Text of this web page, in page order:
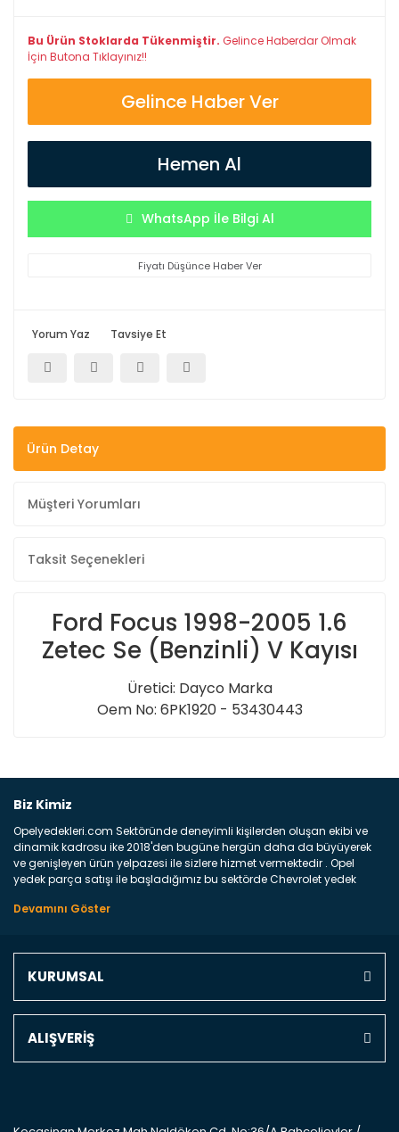
Bu Ürün Stoklarda Tükenmiştir. Gelince Haberdar Olmak
İçin Butona Tıklayınız!!
Gelince Haber Ver
Hemen Al
WhatsApp İle Bilgi Al
Fiyatı Düşünce Haber Ver
Yorum Yaz Tavsiye Et
Ürün Detay
Müşteri Yorumları
Taksit Seçenekleri
Ford Focus 1998-2005 1.6
Zetec Se (Benzinli) V Kayısı
Üretici: Dayco Marka
Oem No: 6PK1920 - 53430443
Yorum Yaz
Biz Kimiz
Opelyedekleri.com Sektöründe deneyimli kişilerden oluşan ekibi ve
dinamik kadrosu ike 2018'den bugüne hergün daha da büyüyerek
ve genişleyen ürün yelpazesi ile sizlere hizmet vermektedir . Opel
yedek parça satışı ile başladığımız bu sektörde Chevrolet yedek
marka araçların ve FCA Grubun Fiat ve Alfa Romeo yedek parça
Türkiyenin 4 bir yanına ve uluslarası dünyanın dört bir yanına
parça gelebilir ancak bunları biraz toparlarsak aşağıda belirttiğimiz
KURUMSAL
ALIŞVERİŞ